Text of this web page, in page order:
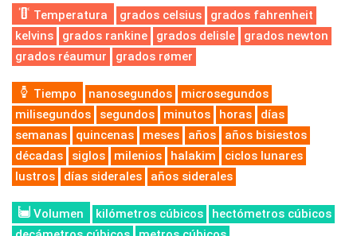
Temperatura grados celsius
grados fahrenheit
kelvins
grados rankine grados delisle
grados newton
grados réaumur
grados rømer
Tiempo nanosegundos
microsegundos
milisegundos
segundos minutos horas
días
semanas
quincenas meses años
años bisiestos
décadas
siglos milenios halakim
ciclos lunares
lustros
días siderales años siderales
Volumen kilómetros cúbicos
hectómetros cúbicos